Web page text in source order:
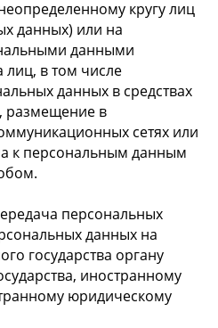
кругу лиц
данных) или на
данными
лиц, в том числе
данных в средствах
размещение в
сетях или
к персональным данным
персональных
данных на
государства органу
иностранному
юридическому